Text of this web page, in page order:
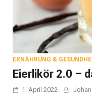
ERNÄHRUNG &
Eierlikör 2.0 –
1. April 2022